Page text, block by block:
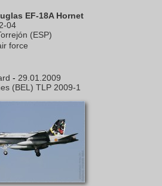
EF-18A Hornet
04
(ESP)
force
- 29.01.2009
(BEL) TLP 2009-1